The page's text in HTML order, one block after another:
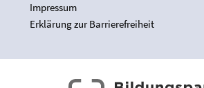
Impressum
Erklärung zur Barrierefreiheit